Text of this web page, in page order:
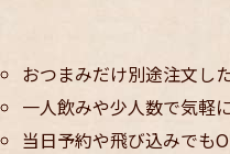
おつまみだけ別途注文し
一人飲みや少人数で気軽
当日予約や飛び込みでも